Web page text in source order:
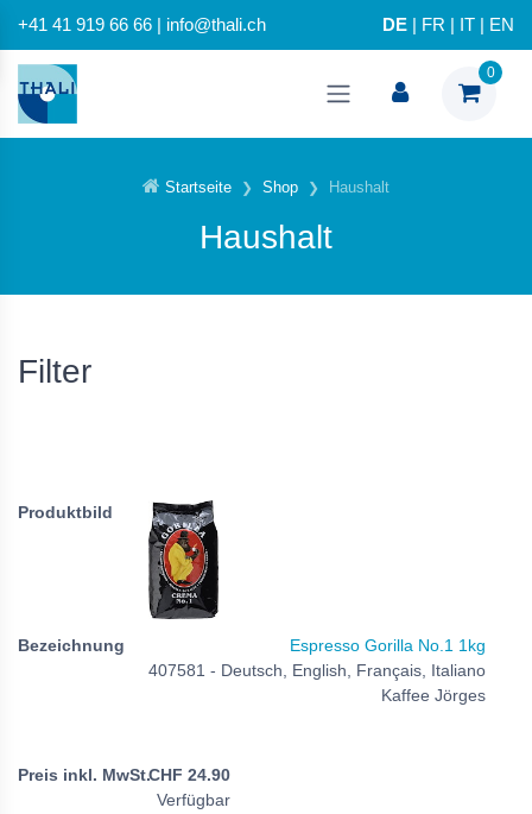
+41 41 919 66 66 | info@thali.ch DE FR IT EN
0
Startseite Shop Haushalt
Haushalt
Filter
Espresso Gorilla No.1 1kg
407581 - Deutsch, English, Français, Italiano
Kaffee Jörges
CHF 24.90
Verfügbar